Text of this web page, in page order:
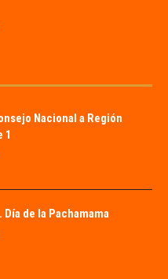
Nacional a Región
1
Día de la Pachamama